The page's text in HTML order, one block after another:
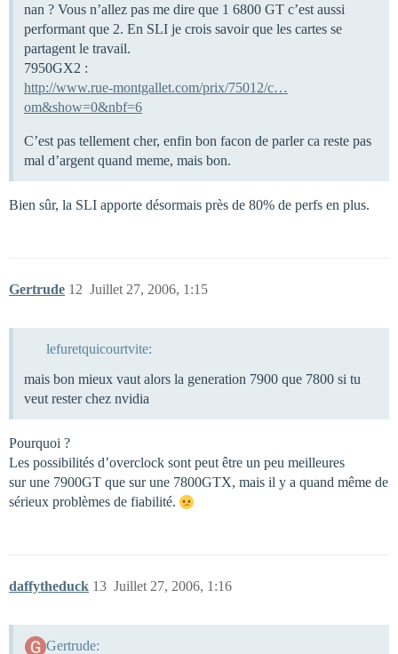
nan ? Vous n’allez pas me dire que 1 6800 GT c’est aussi
performant que 2. En SLI je crois savoir que les cartes se
partagent le travail.
7950GX2 :
http://www.rue-montgallet.com/prix/75012/c…
om&show=0&nbf=6
C’est pas tellement cher, enfin bon facon de parler ca reste pas
mal d’argent quand meme, mais bon.
Bien sûr, la SLI apporte désormais près de 80% de perfs en plus.
Gertrude Juillet 27, 2006, 1:15
12
lefuretquicourtvite:
mais bon mieux vaut alors la generation 7900 que 7800 si tu
veut rester chez nvidia
Pourquoi ?
Les possibilités d’overclock sont peut être un peu meilleures
sur une 7900GT que sur une 7800GTX, mais il y a quand même de
sérieux problèmes de fiabilité.
daffytheduck Juillet 27, 2006, 1:16
13
Gertrude: